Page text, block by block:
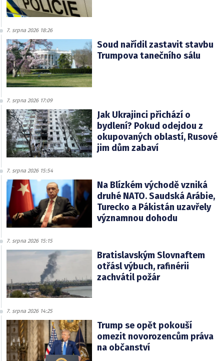
7. srpna 2026 18:26
Soud nařídil zastavit stavbu
Trumpova tanečního sálu
7. srpna 2026 17:09
Jak Ukrajinci přichází o
bydlení? Pokud odejdou z
okupovaných oblastí, Rusové
jim dům zabaví
7. srpna 2026 15:54
Na Blízkém východě vzniká
druhé NATO. Saudská Arábie,
Turecko a Pákistán uzavřely
významnou dohodu
7. srpna 2026 15:15
Bratislavským Slovnaftem
otřásl výbuch, rafinérii
zachvátil požár
7. srpna 2026 14:25
Trump se opět pokouší
omezit novorozencům práva
na občanství